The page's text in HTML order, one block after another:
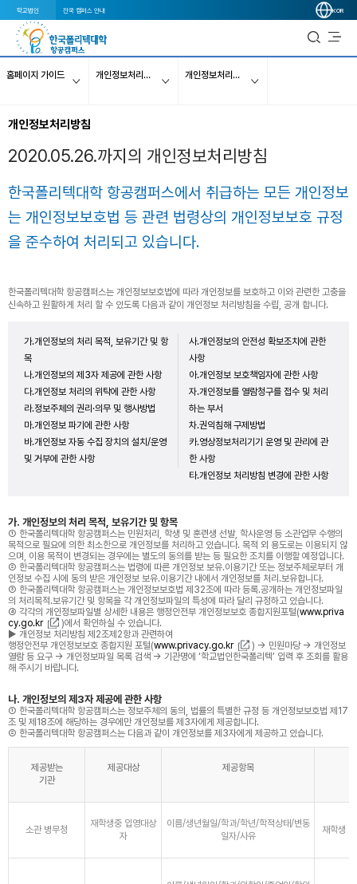
학교법인 전국 캠퍼스 안내 KOR
홈페이지 가이드 개인정보처리방침 개인정보처리방침_20200526
개인정보처리방침
2020.05.26.까지의 개인정보처리방침
한국폴리텍대학 항공캠퍼스에서 취급하는 모든 개인정보
는 개인정보보호법 등 관련 법령상의 개인정보보호 규정
을 준수하여 처리되고 있습니다.
한국폴리텍대학 항공캠퍼스는 개인정보보호법에 따라 개인정보를 보호하고 이와 관련한 고충을
신속하고 원활하게 처리 할 수 있도록 다음과 같이 개인정보 처리방침을 수립, 공개 합니다.
가.개인정보의 처리 목적, 보유기간 및 항
목
나.개인정보의 제3자 제공에 관한 사항
다.개인정보 처리의 위탁에 관한 사항
라.정보주체의 권리·의무 및 행사방법
마.개인정보 파기에 관한 사항
바.개인정보 자동 수집 장치의 설치/운영
및 거부에 관한 사항
사.개인정보의 안전성 확보조치에 관한
사항
아.개인정보 보호책임자에 관한 사항
자.개인정보를 열람청구를 접수 및 처리
하는 부서
차.권익침해 구제방법
카.영상정보처리기기 운영 및 관리에 관
한 사항
타.개인정보 처리방침 변경에 관한 사항
가. 개인정보의 처리 목적, 보유기간 및 항목
① 한국폴리텍대학 항공캠퍼스는 민원처리, 학생 및 훈련생 선발, 학사운영 등 소관업무 수행의
목적으로 필요에 의한 최소한으로 개인정보를 처리하고 있습니다. 목적 외 용도로는 이용되지 않
으며, 이용 목적이 변경되는 경우에는 별도의 동의를 받는 등 필요한 조치를 이행할 예정입니다.
② 한국폴리텍대학 항공캠퍼스는 법령에 따른 개인정보 보유․이용기간 또는 정보주체로부터 개
인정보 수집 시에 동의 받은 개인정보 보유․이용기간 내에서 개인정보를 처리․보유합니다.
③ 한국폴리텍대학 항공캠퍼스는 개인정보보호법 제32조에 따라 등록․공개하는 개인정보파일
의 처리목적․보유기간 및 항목을 각 개인정보파일의 특성에 따라 달리 규정하고 있습니다.
④ 각각의 개인정보파일별 상세한 내용은 행정안전부 개인정보보호 종합지원포털(www.priva
cy.go.kr
)에서 확인하실 수 있습니다.
▶ 개인정보 처리방침 제2조제2항과 관련하여
행정안전부 개인정보보호 종합지원 포털(www.privacy.go.kr
) → 민원마당 → 개인정보
열람 등 요구 → 개인정보파일 목록 검색 → 기관명에 ‘학교법인한국폴리텍’ 입력 후 조회를 활용
해 주시기 바랍니다.
나. 개인정보의 제3자 제공에 관한 사항
① 한국폴리텍대학 항공캠퍼스는 정보주체의 동의, 법률의 특별한 규정 등 개인정보보호법 제17
조 및 제18조에 해당하는 경우에만 개인정보를 제3자에게 제공합니다.
② 한국폴리텍대학 항공캠퍼스는 다음과 같이 개인정보를 제3자에게 제공하고 있습니다.
제공받는
기관
제공대상 제공항목
소관 병무청
재학생중 입영대상
자
이름/생년월일/학과/학년/학적상태/변동
일자/사유
재학생